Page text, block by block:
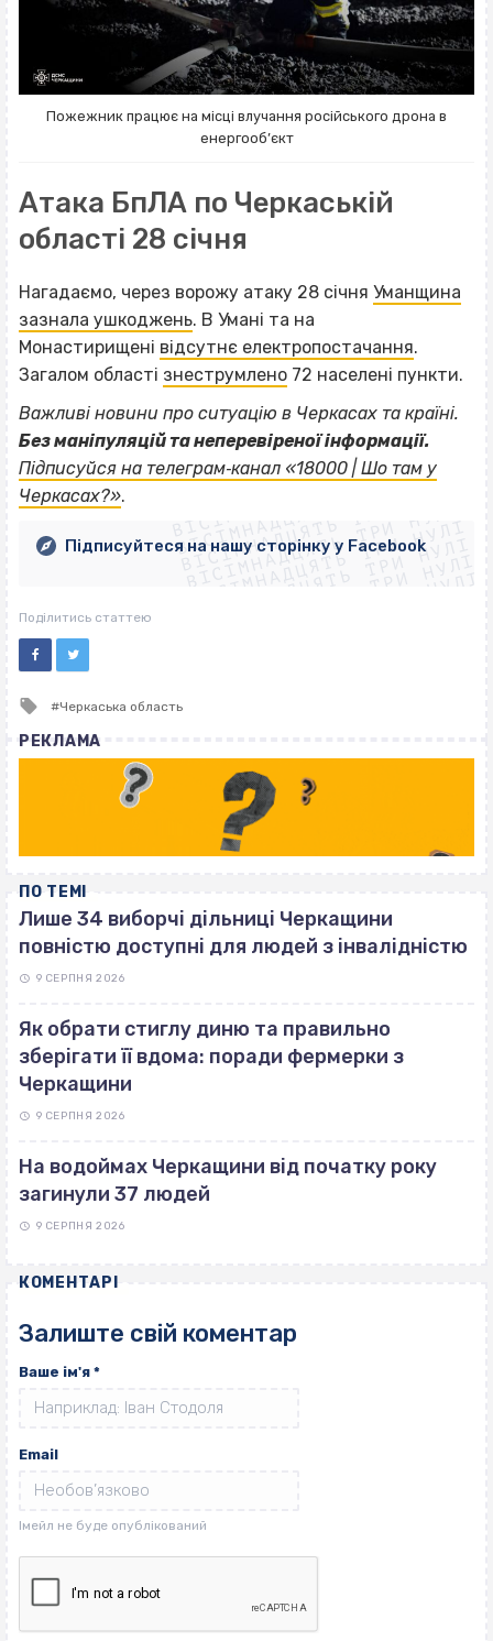
Пожежник працює на місці влучання російського дрона в
енергооб’єкт
Атака БпЛА по Черкаській
області 28 січня
Нагадаємо, через ворожу атаку 28 січня Уманщина
зазнала ушкоджень. В Умані та на
Монастирищені відсутнє електропостачання.
Загалом області знеструмлено 72 населені пункти.
Важливі новини про ситуацію в Черкасах та країні.
Без маніпуляцій та неперевіреної інформації.
Підписуйся на телеграм‐канал «18000 | Шо там у
Черкасах?». ВІСІМНАДЦЯТЬ ТРИ НУЛІ
ВІСІМНАДЦЯТЬ ТРИ НУЛІ
ВІСІМНАДЦЯТЬ ТРИ НУЛІ
ВІСІМНАДЦЯТЬ ТРИ НУЛІ
ВІСІМНАДЦЯТЬ ТРИ НУЛІ
ВІСІМНАДЦЯТЬ ТРИ НУЛІ
ВІСІМНАДЦЯТЬ ТРИ НУЛІ
ВІСІМНАДЦЯТЬ ТРИ НУЛІ
Підписуйтеся на нашу сторінку у Facebook
Поділитись статтею
Tagged
Черкаська область
РЕКЛАМА
ПО ТЕМІ
Лише 34 виборчі дільниці Черкащини
повністю доступні для людей з інвалідністю
9 СЕРПНЯ 2026
Як обрати стиглу диню та правильно
зберігати її вдома: поради фермерки з
Черкащини
9 СЕРПНЯ 2026
На водоймах Черкащини від початку року
загинули 37 людей
9 СЕРПНЯ 2026
КОМЕНТАРІ
Залиште свій коментар
Ваше ім'я *
Email